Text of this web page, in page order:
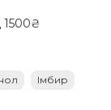
1500₴
Імбир